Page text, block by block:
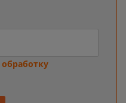
обработку